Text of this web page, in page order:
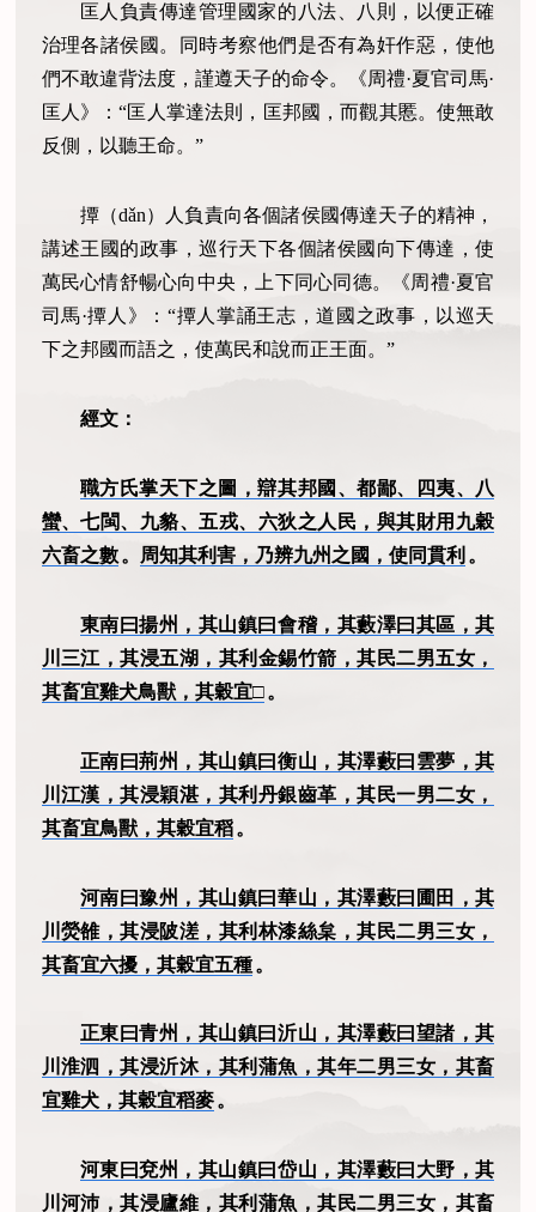
匡人負責傳達管理國家的八法、八則，以便正確
治理各諸侯國。同時考察他們是否有為奸作惡，使他
們不敢違背法度，謹遵天子的命令。《周禮·夏官司馬·
匡人》：“匡人掌達法則，匡邦國，而觀其慝。使無敢
反側，以聽王命。”
撢（dǎn）人負責向各個諸侯國傳達天子的精神，
講述王國的政事，巡行天下各個諸侯國向下傳達，使
萬民心情舒暢心向中央，上下同心同德。《周禮·夏官
司馬·撢人》：“撢人掌誦王志，道國之政事，以巡天
下之邦國而語之，使萬民和說而正王面。”
經文：
職方氏掌天下之圖，辯其邦國、都鄙、四夷、八
蠻、七閩、九貉、五戎、六狄之人民，與其財用九穀
六畜之數 。 周知其利害，乃辨九州之國，使同貫利 。
東南曰揚州，其山鎮曰會稽，其藪澤曰其區，其
川三江，其浸五湖，其利金錫竹箭，其民二男五女，
其畜宜雞犬鳥獸，其穀宜□ 。
正南曰荊州，其山鎮曰衡山，其澤藪曰雲夢，其
川江漢，其浸穎湛，其利丹銀齒革，其民一男二女，
其畜宜鳥獸，其穀宜稻 。
河南曰豫州，其山鎮曰華山，其澤藪曰圃田，其
川熒雒，其浸陂溠，其利林漆絲枲，其民二男三女，
其畜宜六擾，其穀宜五種 。
正東曰青州，其山鎮曰沂山，其澤藪曰望諸，其
川淮泗，其浸沂沐，其利蒲魚，其年二男三女，其畜
宜雞犬，其穀宜稻麥 。
河東曰兗州，其山鎮曰岱山，其澤藪曰大野，其
川河沛，其浸廬維，其利蒲魚，其民二男三女，其畜